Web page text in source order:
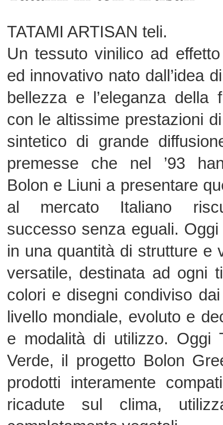
Bolon e Liuni a presentare questo
al mercato Italiano
successo senza eguali. Oggi la
in una quantità di strutture e varianti
versatile, destinata ad ogni tipo di
colori e disegni condiviso dai più
livello mondiale, evoluto e declinato
e modalità di utilizzo. Oggi Tatami
Verde, il progetto Bolon Green
prodotti interamente compatibili
ricadute sul clima, utilizzando
Tessuto vinilico ad effetto stuoia
interno, con supporto in PVC e fibre
medio intenso Composizione:
98% vinile, 1% poliestere, 1% fibra di